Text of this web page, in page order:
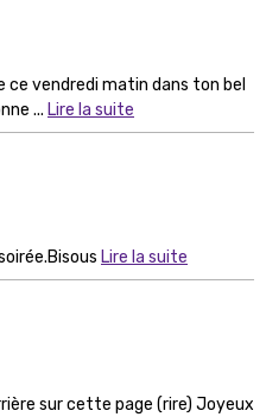
ce vendredi matin dans ton bel
... Lire la suite
Lire la suite
sur cette page (rire) Joyeux